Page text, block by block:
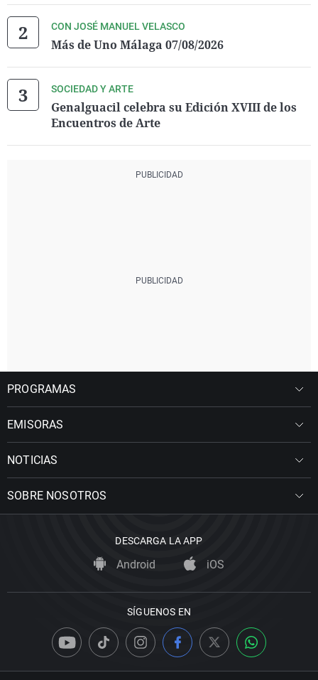
CON JOSÉ MANUEL VELASCO
Más de Uno Málaga 07/08/2026
SOCIEDAD Y ARTE
Genalguacil celebra su Edición XVIII de los
Encuentros de Arte
PROGRAMAS
EMISORAS
NOTICIAS
SOBRE NOSOTROS
DESCARGA LA APP
Android iOS
SÍGUENOS EN